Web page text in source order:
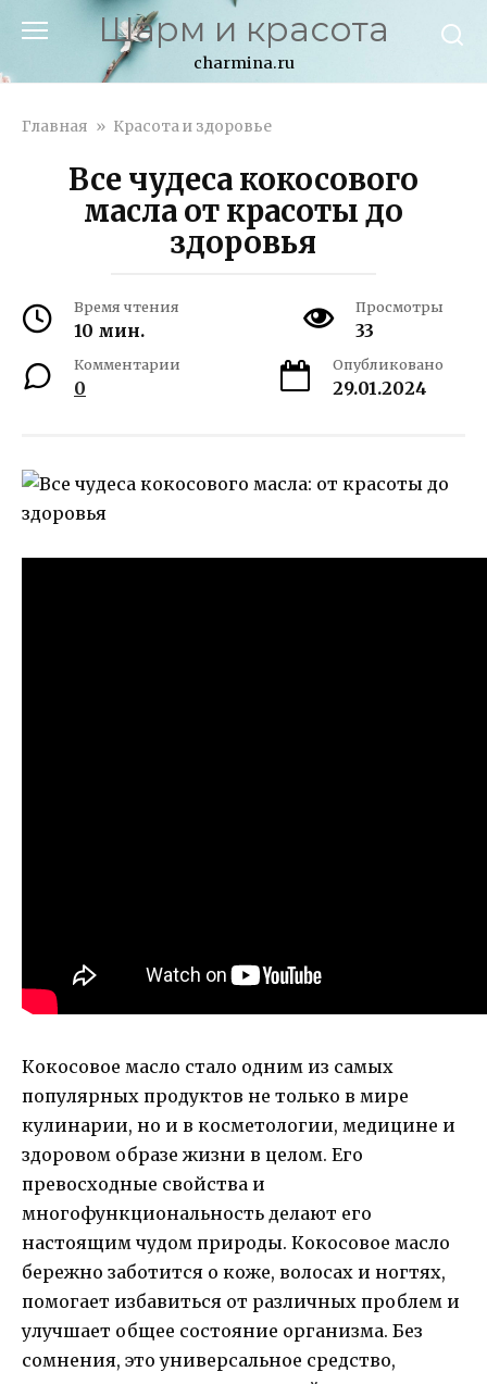
Шарм и красота
charmina.ru
Главная » Красота и здоровье
Все чудеса кокосового
масла от красоты до
здоровья
Время чтения
10 мин.
Просмотры
33
Комментарии
0
Опубликовано
29.01.2024
Кокосовое масло стало одним из самых
популярных продуктов не только в мире
кулинарии, но и в косметологии, медицине и
здоровом образе жизни в целом. Его
превосходные свойства и
многофункциональность делают его
настоящим чудом природы. Кокосовое масло
бережно заботится о коже, волосах и ногтях,
помогает избавиться от различных проблем и
улучшает общее состояние организма. Без
сомнения, это универсальное средство,